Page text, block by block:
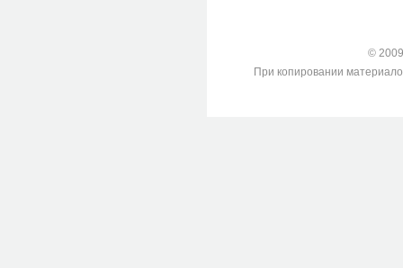
©
При копировании